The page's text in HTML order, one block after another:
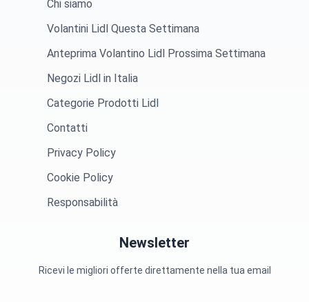
Chi siamo
Volantini Lidl Questa Settimana
Anteprima Volantino Lidl Prossima Settimana
Negozi Lidl in Italia
Categorie Prodotti Lidl
Contatti
Privacy Policy
Cookie Policy
Responsabilità
Newsletter
Ricevi le migliori offerte direttamente nella tua email